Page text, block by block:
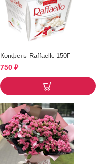
Конфеты Raffaello 150Г
750 ₽